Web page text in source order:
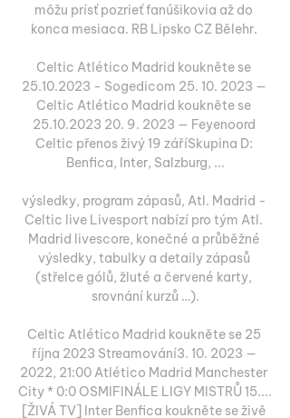
môžu prísť pozrieť fanúšikovia až do
konca mesiaca. RB Lipsko CZ Bělehr.
Celtic Atlético Madrid koukněte se
25.10.2023 - Sogedicom 25. 10. 2023 —
Celtic Atlético Madrid koukněte se
25.10.2023 20. 9. 2023 — Feyenoord
Celtic přenos živý 19 záříSkupina D:
Benfica, Inter, Salzburg, ...
výsledky, program zápasů, Atl. Madrid -
Celtic live Livesport nabízí pro tým Atl.
Madrid livescore, konečné a průběžné
výsledky, tabulky a detaily zápasů
(střelce gólů, žluté a červené karty,
srovnání kurzů …).
Celtic Atlético Madrid koukněte se 25
října 2023 Streamování3. 10. 2023 —
2022, 21:00 Atlético Madrid Manchester
City * 0:0 OSMIFINÁLE LIGY MISTRŮ 15....
[ŽIVÁ TV] Inter Benfica koukněte se živě